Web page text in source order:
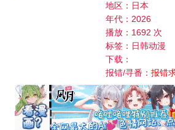
地区：日本
年代：2026
播放：1692 次
标签：日韩动漫
下载：
报错/寻番：报错